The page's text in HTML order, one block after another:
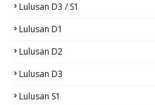
Lulusan D3 / S1
Lulusan D1
Lulusan D2
Lulusan D3
Lulusan S1